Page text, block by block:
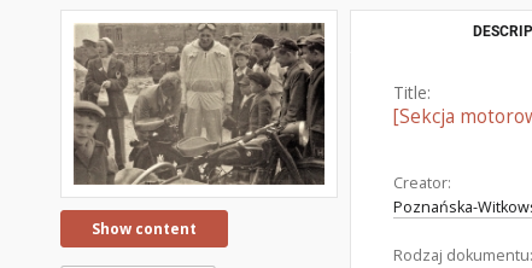
Show content
Title:
[Sekcja
Creator:
Poznańska-
Rodzaj dokumentu: